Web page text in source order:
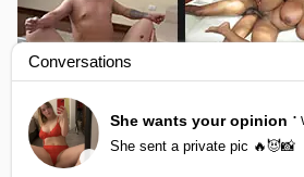
အလိုးကြမ်းတဲ့ ဟုမ်းမိတ်
0views 0